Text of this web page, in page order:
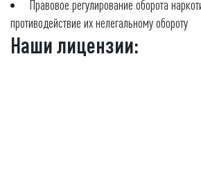
Правовое регулирование оборота
противодействие их нелегальному обороту
Наши лицензии: